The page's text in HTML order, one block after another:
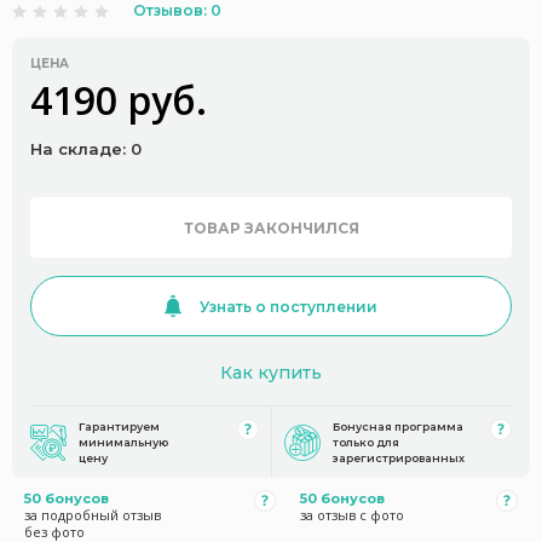
Отзывов: 0
ЦЕНА
4190 руб.
На складе: 0
ТОВАР ЗАКОНЧИЛСЯ
Узнать о поступлении
Как купить
Гарантируем
минимальную
цену
Бонусная программа
только для
зарегистрированных
50 бонусов
за подробный отзыв
без фото
50 бонусов
за отзыв с фото